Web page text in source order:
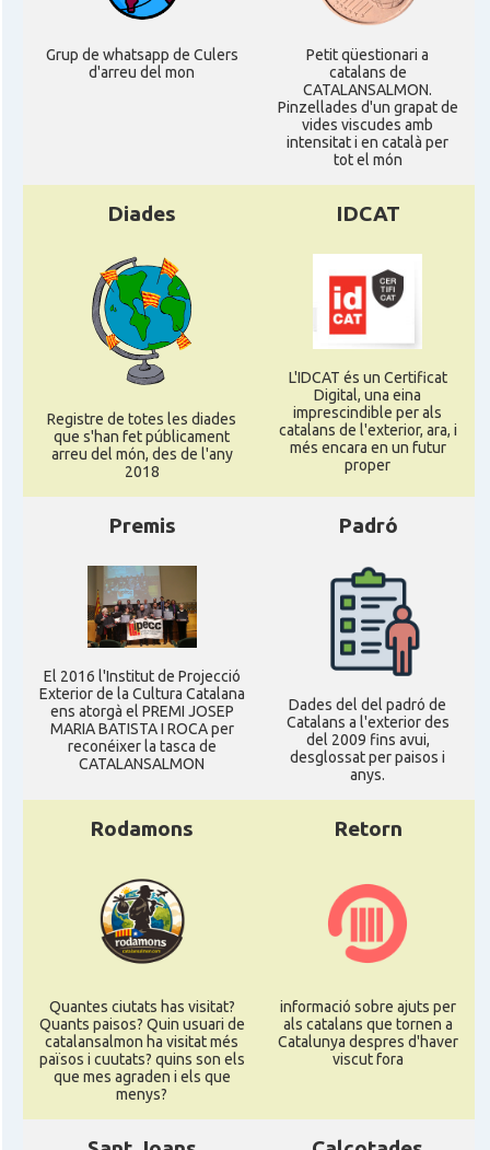
Grup de whatsapp de Culers
d'arreu del mon
Petit qüestionari a
catalans de
CATALANSALMON.
Pinzellades d'un grapat de
vides viscudes amb
intensitat i en català per
tot el món
Diades
Registre de totes les diades
que s'han fet públicament
arreu del món, des de l'any
2018
IDCAT
L'IDCAT és un Certificat
Digital, una eina
imprescindible per als
catalans de l'exterior, ara, i
més encara en un futur
proper
Premis
El 2016 l'Institut de Projecció
Exterior de la Cultura Catalana
ens atorgà el PREMI JOSEP
MARIA BATISTA I ROCA per
reconéixer la tasca de
CATALANSALMON
Padró
Dades del del padró de
Catalans a l'exterior des
del 2009 fins avui,
desglossat per paisos i
anys.
Rodamons
Quantes ciutats has visitat?
Quants paisos? Quin usuari de
catalansalmon ha visitat més
països i cuutats? quins son els
que mes agraden i els que
menys?
Retorn
informació sobre ajuts per
als catalans que tornen a
Catalunya despres d'haver
viscut fora